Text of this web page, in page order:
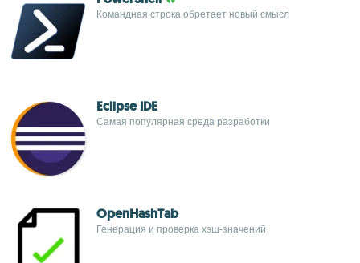
Командная строка обретает новый смысл
Eclipse IDE
Самая популярная среда разработки
OpenHashTab
Генерация и проверка хэш-значений